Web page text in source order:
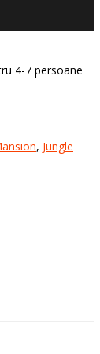
4-7 persoane
, Jungle